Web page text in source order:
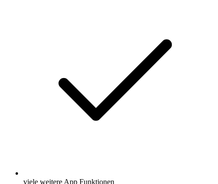
viele weitere App Funktionen